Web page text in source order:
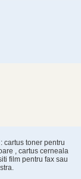
cartus toner pentru
, cartus cerneala
film pentru fax sau